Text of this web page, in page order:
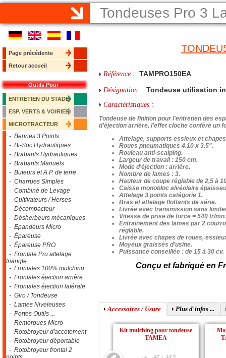
Tondeuses Pro 3
Page précédente
Retour accueil
Outils Pour
ENTRETIEN DU STADE
ESP. VERTS & VOIRIES
MICROTRACTEUR
- Bennes 3 Points
- Bi-Soc Hydrauliques
- Brabants Hydrauliques
- Brabants Manuels
- Buteurs et A.P. de terre
- Charrues Simples
- Combiné de Levage
- Cultivateurs / Herses
- Décompacteur
- Désherbeurs mécaniques
- Epandeurs Micro
- Épareuse
- Épareuse PRO
- Frontale Pro attelage
triangle
- Frontales 100% mulching
- Frontales éjection arrière
- Frontales éjection latérale
- Giro / Tondeuse
- Lames Niveleuses
- Portes Outils ...
- Remorques Micro
- Rotobroyeur d'accotement
- Rotobroyeur déportable
- Rotobroyeur frontal 2
Référence : TAMPRO150EA
Désignation : Tondeuse utilisation
Caractéristiques :
Tondeuse de finition pour l'entretien des
d'éjection arrière, l'effet cloche confère un
Attelage, supports essieux et
Roues pneumatiques 4.10 x 3.5".
Rouleau anti-scalping.
Largeur de travail : 150 cm.
Mode d'éjection : arrière.
Nombre de lames : 3.
Hauteur de coupe réglable de 2,5 à
Caisse monobloc alvéolaire
Attelage 3 points catégorie 1.
Bras et attelage flottants de série.
Livrée avec transmission sans
Vitesse de prise de force = 540 tr/
Entrainement des lames par 2
réglable.
Livrée avec chapes de roues,
Moyeux graissés d'usine.
Puissance conseillée : de 15 à 30 cv.
Conçu et fabriqué en
Accessoires / Usure Plus d'infos ...
Kit mulching pour tondeuse
TAMEA